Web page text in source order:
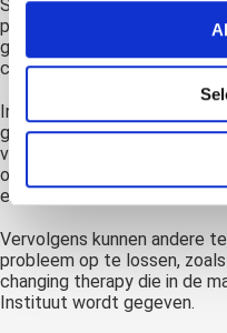
Soms weet je niet direct
probleem. Je hebt gewoon
gehad die duidelijk aanwijst
cliënt heeft dat niet.
In het verkenningsgesprek
gesprek voeren. In dat
variaties op de waarom-
overtuiging te komen die
ervaart.
Vervolgens kunnen andere
probleem op te lossen,
changing therapy die in de
Instituut wordt gegeven.